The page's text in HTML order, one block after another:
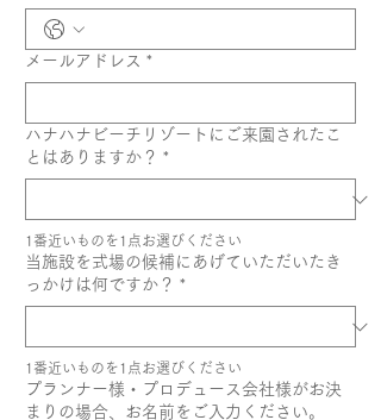
メールアドレス *
ハナハナビーチリゾートにご来園されたこ
とはありますか？ *
1番近いものを1点お選びください
当施設を式場の候補にあげていただいたき
っかけは何ですか？ *
1番近いものを1点お選びください
プランナー様・プロデュース会社様がお決
まりの場合、お名前をご入力ください。